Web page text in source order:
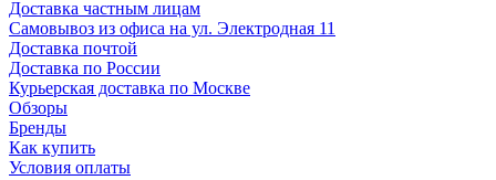
Доставка частным лицам
Самовывоз из офиса на ул. Электродная 11
Доставка почтой
Доставка по России
Курьерская доставка по Москве
Обзоры
Бренды
Как купить
Условия оплаты